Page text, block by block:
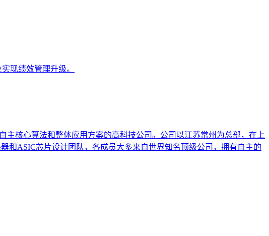
现绩效管理升级。
核心算法和整体应用方案的高科技公司。公司以江苏常州为总部，在上
和ASIC芯片设计团队，各成员大多来自世界知名顶级公司，拥有自主的